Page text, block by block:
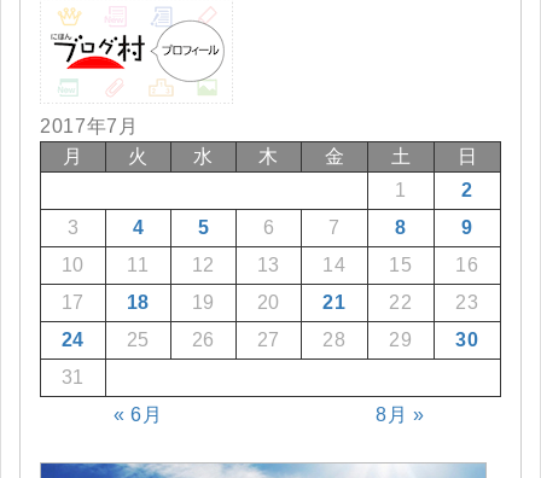
2017年7月
月
火 水 木 金 土 日
« 6月 8月 »
1
2
3
4 5 6 7 8
9
10
11 12 13 14 15
16
17
18 19 20 21 22
23
24
25 26 27 28 29
30
31